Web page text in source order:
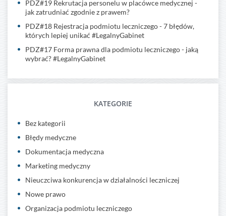
PDZ#19 Rekrutacja personelu w placówce medycznej -
jak zatrudniać zgodnie z prawem?
PDZ#18 Rejestracja podmiotu leczniczego - 7 błędów,
których lepiej unikać #LegalnyGabinet
PDZ#17 Forma prawna dla podmiotu leczniczego - jaką
wybrać? #LegalnyGabinet
KATEGORIE
Bez kategorii
Błędy medyczne
Dokumentacja medyczna
Marketing medyczny
Nieuczciwa konkurencja w działalności leczniczej
Nowe prawo
Organizacja podmiotu leczniczego